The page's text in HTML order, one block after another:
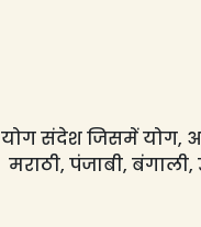
योग संदेश जिसमें योग,
मराठी, पंजाबी,